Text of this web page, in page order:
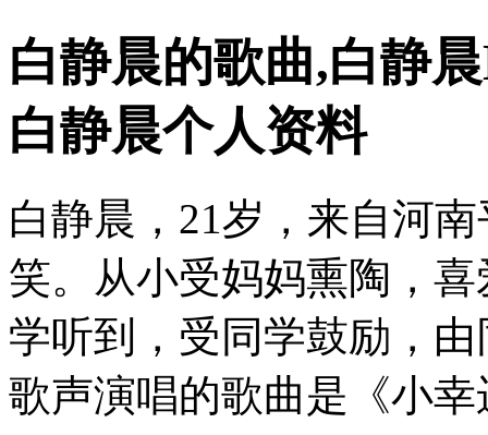
白静晨的歌曲,白静
白静晨个人资料
白静晨，21岁，来自河
笑。从小受妈妈熏陶，
学听到，受同学鼓励，
歌声演唱的歌曲是《小幸